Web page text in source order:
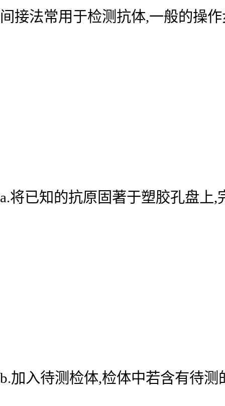
间接法常用于检测抗体,一般的操
a.将已知的抗原固著于塑胶孔盘上
b.加入待测检体,检体中若含有待